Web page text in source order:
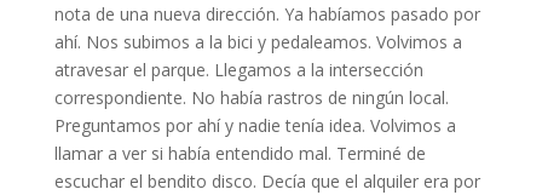
nota de una nueva dirección. Ya habíamos pasado por
ahí. Nos subimos a la bici y pedaleamos. Volvimos a
atravesar el parque. Llegamos a la intersección
correspondiente. No había rastros de ningún local.
Preguntamos por ahí y nadie tenía idea. Volvimos a
llamar a ver si había entendido mal. Terminé de
escuchar el bendito disco. Decía que el alquiler era por